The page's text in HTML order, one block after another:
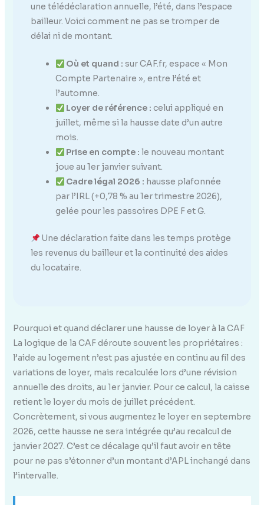
une télédéclaration annuelle, l’été, dans l’espace
bailleur. Voici comment ne pas se tromper de
délai ni de montant.
Où et quand : sur CAF.fr, espace « Mon
Compte Partenaire », entre l’été et
l’automne.
Loyer de référence : celui appliqué en
juillet, même si la hausse date d’un autre
mois.
Prise en compte : le nouveau montant
joue au 1er janvier suivant.
Cadre légal 2026 : hausse plafonnée
par l’IRL (+0,78 % au 1er trimestre 2026),
gelée pour les passoires DPE F et G.
Une déclaration faite dans les temps protège
les revenus du bailleur et la continuité des aides
du locataire.
Pourquoi et quand déclarer une hausse de loyer à la CAF
La logique de la CAF déroute souvent les propriétaires :
l’aide au logement n’est pas ajustée en continu au fil des
variations de loyer, mais recalculée lors d’une révision
annuelle des droits, au 1er janvier. Pour ce calcul, la caisse
retient le loyer du mois de juillet précédent.
Concrètement, si vous augmentez le loyer en septembre
2026, cette hausse ne sera intégrée qu’au recalcul de
janvier 2027. C’est ce décalage qu’il faut avoir en tête
pour ne pas s’étonner d’un montant d’APL inchangé dans
l’intervalle.